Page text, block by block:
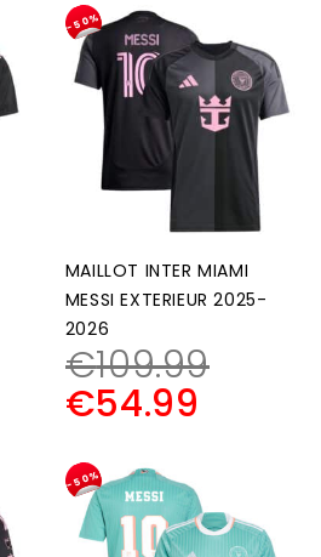
-50%
MAILLOT INTER MIAMI
MESSI EXTERIEUR 2025-
2026
€109.99
€54.99
-50%